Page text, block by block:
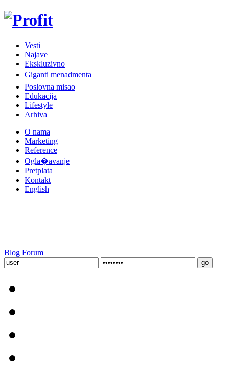
Vesti
Najave
Ekskluzivno
Giganti menadmenta
Poslovna misao
Edukacija
Lifestyle
Arhiva
O nama
Marketing
Reference
Ogla�avanje
Pretplata
Kontakt
English
Blog Forum